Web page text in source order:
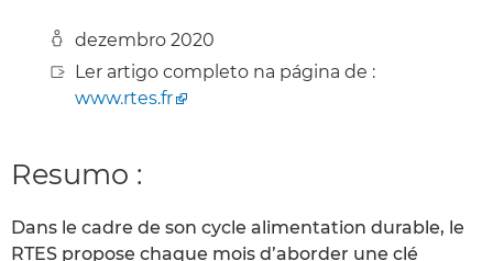
dezembro 2020
Ler artigo completo na página de :
www.rtes.fr
Resumo :
Dans le cadre de son cycle alimentation durable, le
RTES propose chaque mois d’aborder une clé